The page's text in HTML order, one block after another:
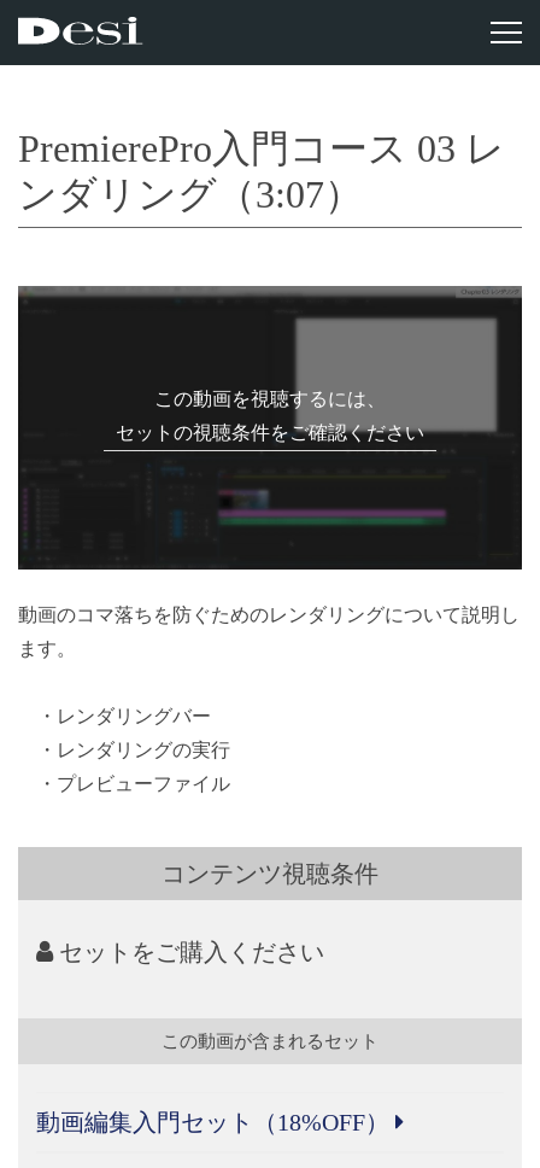
PremierePro入門コース 03 レ
ンダリング（3:07）
この動画を視聴するには、
セットの視聴条件をご確認ください
動画のコマ落ちを防ぐためのレンダリングについて説明し
ます。
・レンダリングバー
・レンダリングの実行
・プレビューファイル
コンテンツ視聴条件
セットをご購入ください
この動画が含まれるセット
動画編集入門セット（18%OFF）